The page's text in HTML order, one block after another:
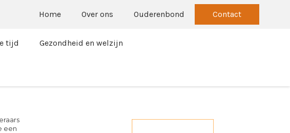
Home Over ons Ouderenbond Contact
tijd Gezondheid en welzijn
een